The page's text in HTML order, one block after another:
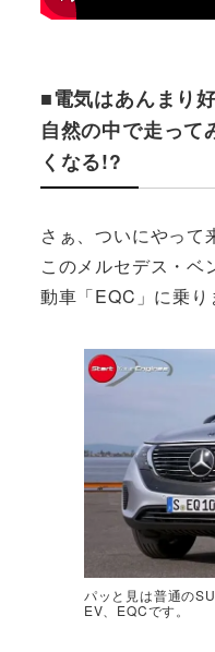
■電気はあんまり
自然の中で走って
くなる!?
さぁ、ついにやって
このメルセデス・ベ
動車「EQC」に乗り
パッと見は普通の
EV、EQCです。